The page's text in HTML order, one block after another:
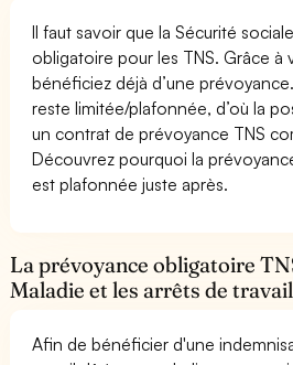
Il faut savoir que la Sécurité
obligatoire pour les TNS. Grâce à
bénéficiez déjà d’une
reste limitée/plafonnée, d’où la
un contrat de prévoyance TNS
Découvrez pourquoi la
est plafonnée juste après.
La prévoyance obligatoire
Maladie et les arrêts de travail
Afin de bénéficier d'une